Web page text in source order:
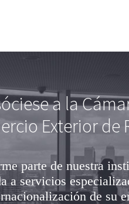
a la
Exterior de
parte de nuestra
a servicios
de su